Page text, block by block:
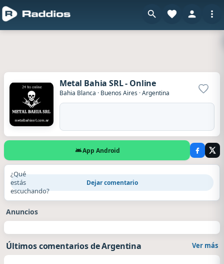
Metal Bahia SRL - Online
Bahia Blanca · Buenos Aires ·Argentina
App Android
¿Qué
estás
escuchando?
Dejar comentario
Anuncios
Últimos comentarios de Argentina Ver más